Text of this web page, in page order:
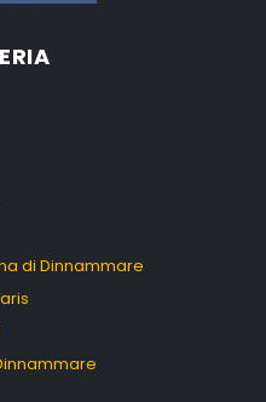
di Dinnammare